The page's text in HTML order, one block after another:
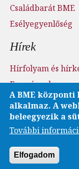
Családbarát BME
Esélyegyenlőség
Hírek
Hírfolyam és
Események
Sajtószoba -
Karrier és
Fotó- és videótár
A BME
alkalmaz. A
beleegyezik a
További
Elfogadom